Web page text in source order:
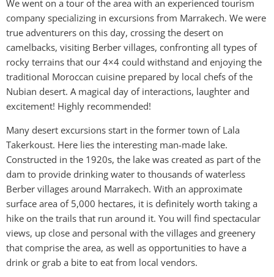
We went on a tour of the area with an experienced tourism
company specializing in excursions from Marrakech. We were
true adventurers on this day, crossing the desert on
camelbacks, visiting Berber villages, confronting all types of
rocky terrains that our 4×4 could withstand and enjoying the
traditional Moroccan cuisine prepared by local chefs of the
Nubian desert. A magical day of interactions, laughter and
excitement! Highly recommended!
Many desert excursions start in the former town of Lala
Takerkoust. Here lies the interesting man-made lake.
Constructed in the 1920s, the lake was created as part of the
dam to provide drinking water to thousands of waterless
Berber villages around Marrakech. With an approximate
surface area of 5,000 hectares, it is definitely worth taking a
hike on the trails that run around it. You will find spectacular
views, up close and personal with the villages and greenery
that comprise the area, as well as opportunities to have a
drink or grab a bite to eat from local vendors.